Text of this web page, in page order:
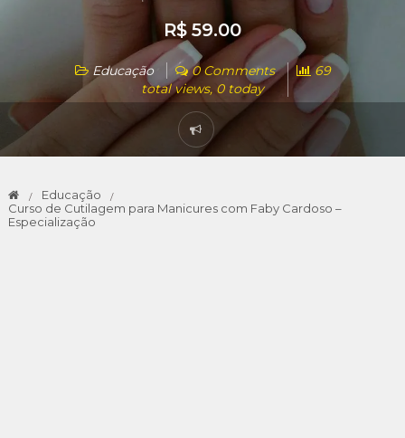
R$ 59.00
Educação 0 Comments
69
total views, 0 today
Educação
Curso de Cutilagem para Manicures com Faby Cardoso –
Especialização